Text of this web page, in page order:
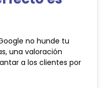
no hunde tu
una valoración
a los clientes por